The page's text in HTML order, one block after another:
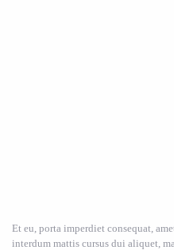
Et eu, porta imperdiet consequat,
interdum mattis cursus dui aliquet,